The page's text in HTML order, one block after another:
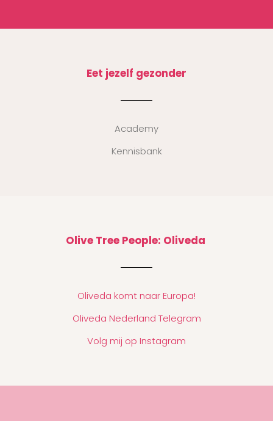
Eet jezelf gezonder
Academy
Kennisbank
Olive Tree People: Oliveda
Oliveda komt naar Europa!
Oliveda Nederland Telegram
Volg mij op Instagram